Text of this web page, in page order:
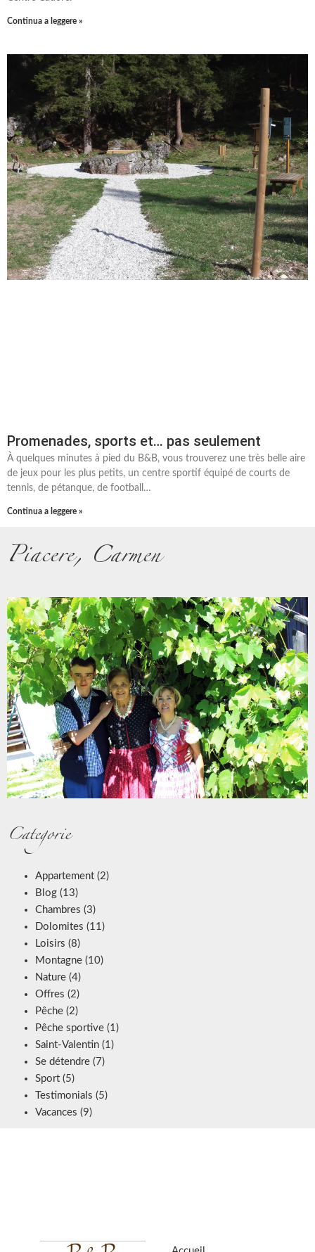
Continua a leggere »
Promenades, sports et… pas seulement
À quelques minutes à pied du B&B, vous trouverez une très belle aire
de jeux pour les plus petits, un centre sportif équipé de courts de
tennis, de pétanque, de football…
Continua a leggere »
Piacere, Carmen
Categorie
Appartement (2)
Blog (13)
Chambres (3)
Dolomites (11)
Loisirs (8)
Montagne (10)
Nature (4)
Offres (2)
Pêche (2)
Pêche sportive (1)
Saint-Valentin (1)
Se détendre (7)
Sport (5)
Testimonials (5)
Vacances (9)